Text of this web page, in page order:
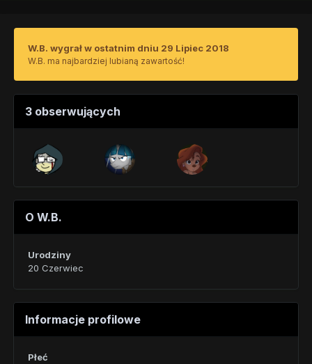
W.B. wygrał w ostatnim dniu 29 Lipiec 2018
W.B. ma najbardziej lubianą zawartość!
3 obserwujących
O W.B.
Urodziny
20 Czerwiec
Informacje profilowe
Płeć